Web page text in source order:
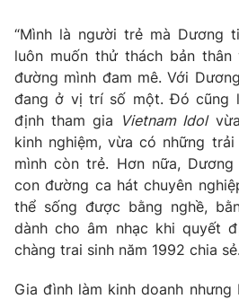
Ðiện thoại Thời báo VTV:024.66 897
Email:toasoan@vtv.vn
Liên hệ quảng cáo:024-7300.7108
“Mình là người trẻ mà Dương
luôn muốn thử thách bản
đường mình đam mê. Với
đang ở vị trí số một. Đó cũng
định tham gia Vietnam Idol
kinh nghiệm, vừa có những
mình còn trẻ. Hơn nữa,
con đường ca hát chuyên
thể sống được bằng nghề,
dành cho âm nhạc khi quyết
chàng trai sinh năm 1992 chia sẻ.
Gia đình làm kinh doanh nhưng